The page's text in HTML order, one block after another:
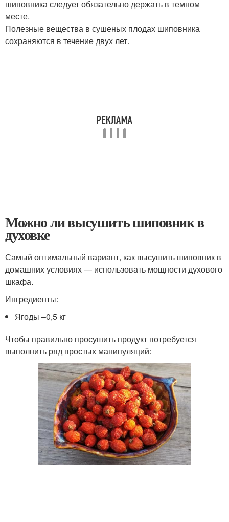
шиповника следует обязательно держать в темном
месте.
Полезные вещества в сушеных плодах шиповника
сохраняются в течение двух лет.
Можно ли высушить шиповник в
духовке
Самый оптимальный вариант, как высушить шиповник в
домашних условиях — использовать мощности духового
шкафа.
Ингредиенты:
Ягоды –0,5 кг
Чтобы правильно просушить продукт потребуется
выполнить ряд простых манипуляций: